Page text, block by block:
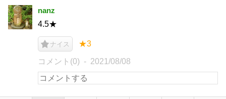
nanz
4.5★
ナイス ★3
コメント(0) 2021/08/08